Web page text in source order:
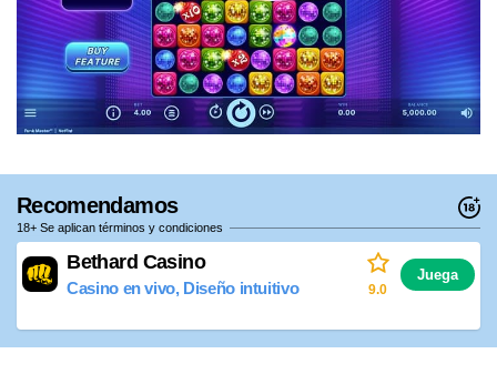
Recomendamos
18+ Se aplican términos y condiciones
Bethard Casino
Casino en vivo, Diseño intuitivo 9.0
Juega